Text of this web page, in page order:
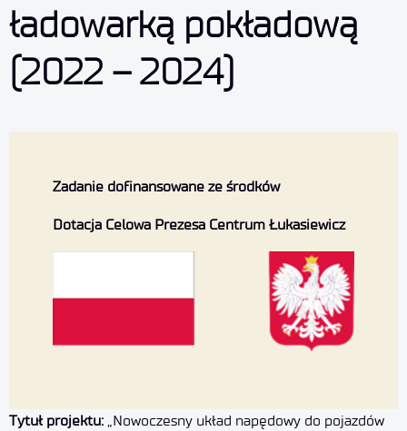
ładowarką pokładową
(2022 – 2024)
Zadanie dofinansowane ze środków
Dotacja Celowa Prezesa Centrum Łukasiewicz
Tytuł projektu: „Nowoczesny układ napędowy do pojazdów